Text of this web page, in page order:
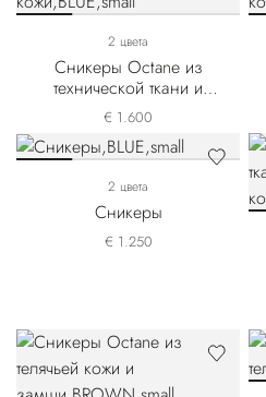
2 цвета
Сникеры Octane из
технической ткани и
телячьей кожи
€ 1.600
2 цвета
Сникеры
€ 1.250